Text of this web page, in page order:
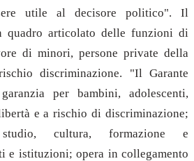
utile al decisore politico". Il
quadro articolato delle funzioni di
di minori, persone private della
discriminazione. "Il Garante
per bambini, adolescenti,
e a rischio di discriminazione;
cultura, formazione e
e istituzioni; opera in collegamento